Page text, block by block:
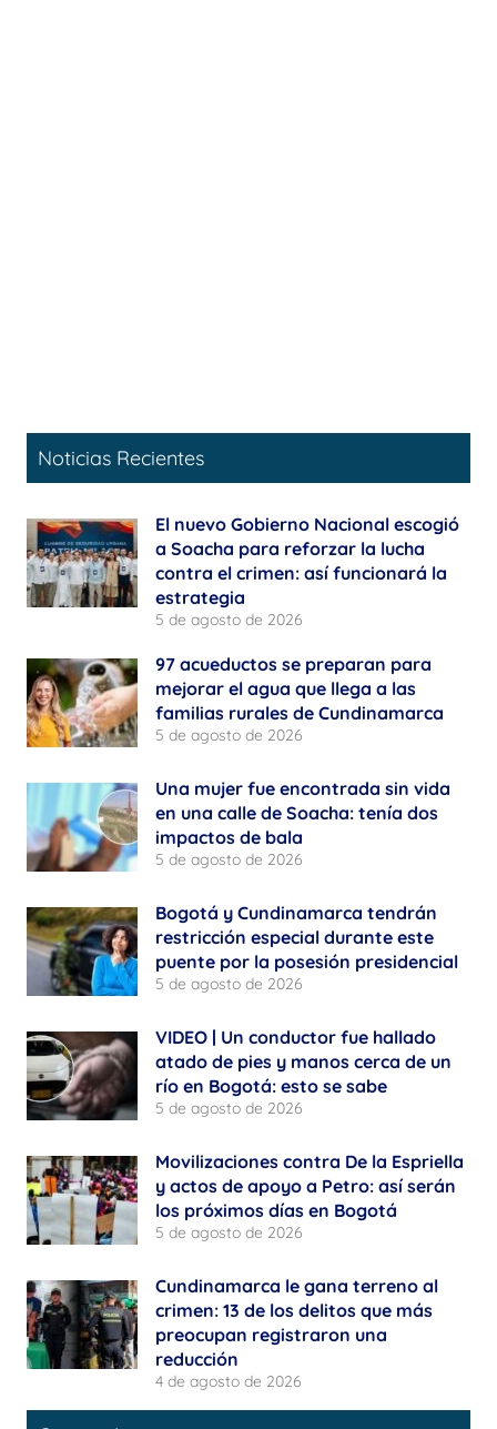
Noticias Recientes
El nuevo Gobierno Nacional escogió
a Soacha para reforzar la lucha
contra el crimen: así funcionará la
estrategia
5 de agosto de 2026
97 acueductos se preparan para
mejorar el agua que llega a las
familias rurales de Cundinamarca
5 de agosto de 2026
Una mujer fue encontrada sin vida
en una calle de Soacha: tenía dos
impactos de bala
5 de agosto de 2026
Bogotá y Cundinamarca tendrán
restricción especial durante este
puente por la posesión presidencial
5 de agosto de 2026
VIDEO | Un conductor fue hallado
atado de pies y manos cerca de un
río en Bogotá: esto se sabe
5 de agosto de 2026
Movilizaciones contra De la Espriella
y actos de apoyo a Petro: así serán
los próximos días en Bogotá
5 de agosto de 2026
Cundinamarca le gana terreno al
crimen: 13 de los delitos que más
preocupan registraron una
reducción
4 de agosto de 2026